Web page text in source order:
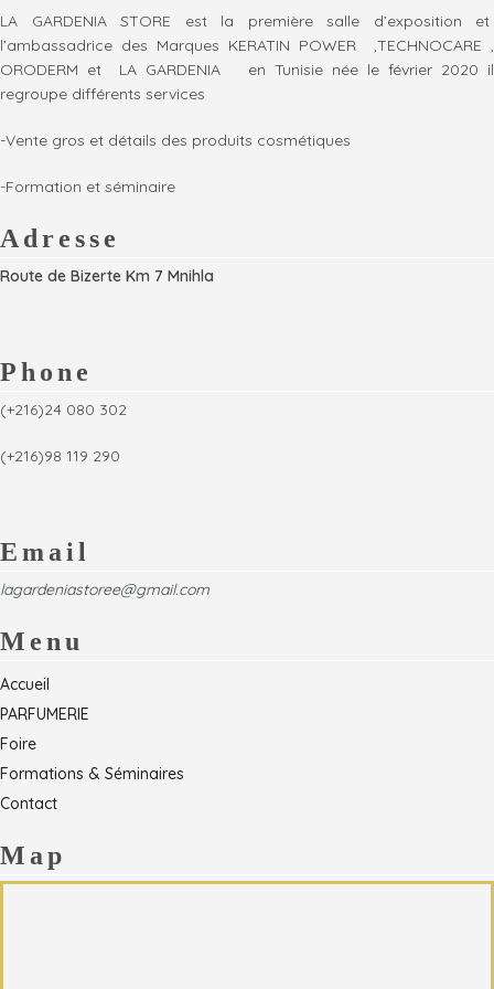
régulation de la formation
restructurante et
conditionnante de la kératine.
relaxant et rééquilibrant.
contre la pollution quotidienne.
maximum de respect du
Crème décolorante avec
éclaircissement jusqu'à 7 tons
rapide a appliquer un maximum
LA GARDENIA STORE est la première salle d’exposition et
l’ambassadrice des Marques KERATIN POWER ,TECHNOCARE ,
ORODERM et LA GARDENIA en Tunisie née le février 2020 il
regroupe différents services
-Vente gros et détails des produits cosmétiques
-Formation et séminaire
Adresse
Route de Bizerte Km 7 Mnihla
Phone
(+216)24 080 302
(+216)98 119 290
Email
lagardeniastoree@gmail.com
Menu
Accueil
PARFUMERIE
Foire
Formations & Séminaires
Contact
Map